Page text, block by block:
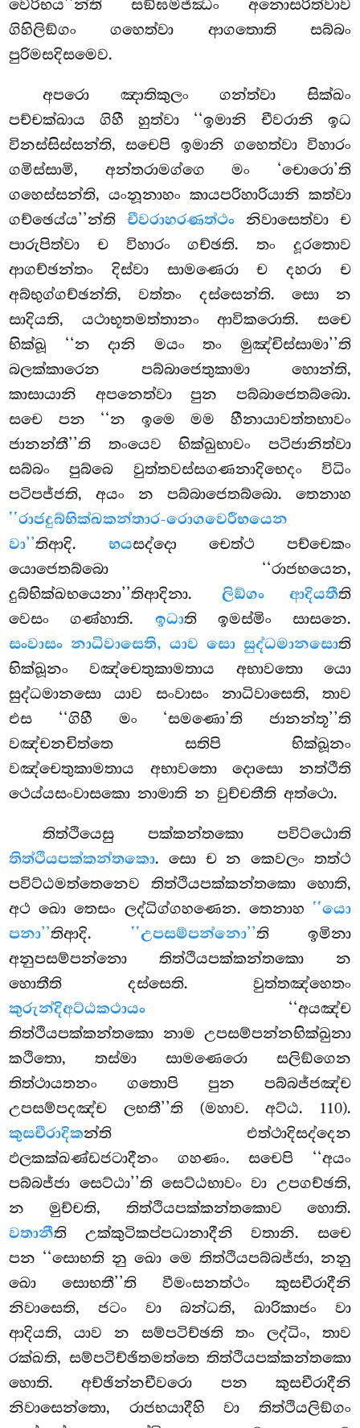
වෙරිභය’’න්ති සඞ්ඝමජ්ඣං අනොසරිත්වාව
ගිහිලිඞ්ගං ගහෙත්වා ආගතොති සබ්බං
පුරිමසදිසමෙව.
අපරො ඤාතිකුලං ගන්ත්වා සික්ඛං
පච්චක්ඛාය ගිහී හුත්වා ‘‘ඉමානි චීවරානි ඉධ
විනස්සිස්සන්ති, සචෙපි ඉමානි ගහෙත්වා විහාරං
ගමිස්සාමි, අන්තරාමග්ගෙ මං ‘චොරො’ති
ගහෙස්සන්ති, යංනූනාහං කායපරිහාරියානි කත්වා
ගච්ඡෙය්ය’’න්තිචීවරාහරණත්ථං නිවාසෙත්වා ච
පාරුපිත්වා ච විහාරං ගච්ඡති. තං දූරතොව
ආගච්ඡන්තං දිස්වා සාමණෙරා ච දහරා ච
අබ්භුග්ගච්ඡන්ති, වත්තං දස්සෙන්ති. සො න
සාදියති, යථාභූතමත්තානං ආවිකරොති. සචෙ
භික්ඛූ ‘‘න දානි මයං තං මුඤ්චිස්සාමා’’ති
බලක්කාරෙන පබ්බාජෙතුකාමා හොන්ති,
කාසායානි අපනෙත්වා පුන පබ්බාජෙතබ්බො.
සචෙ පන ‘‘න ඉමෙ මම හීනායාවත්තභාවං
ජානන්තී’’ති තංයෙව භික්ඛුභාවං පටිජානිත්වා
සබ්බං පුබ්බෙ වුත්තවස්සගණනාදිභෙදං විධිං
පටිපජ්ජති, අයං න පබ්බාජෙතබ්බො. තෙනාහ
‘‘රාජදුබ්භික්ඛකන්තාර-රොගවෙරීභයෙන
වා’’තිආදි.භයසද්දො චෙත්ථ පච්චෙකං
යොජෙතබ්බො ‘‘රාජභයෙන,
දුබ්භික්ඛභයෙනා’’තිආදිනා. ලිඞ්ගං ආදියතීති
වෙසං ගණ්හාති. ඉධාති ඉමස්මිං සාසනෙ.
සංවාසං නාධිවාසෙති, යාව සො සුද්ධමානසොති
භික්ඛූනං වඤ්චෙතුකාමතාය අභාවතො යො
සුද්ධමානසො යාව සංවාසං නාධිවාසෙති, තාව
එස ‘‘ගිහී මං ‘සමණො’ති ජානන්තූ’’ති
වඤ්චනචිත්තෙ සතිපි භික්ඛූනං
වඤ්චෙතුකාමතාය අභාවතො දොසො නත්ථීති
ථෙය්යසංවාසකො නාමාති න වුච්චතීති අත්ථො.
තිත්ථියෙසු පක්කන්තකො පවිට්ඨොති
තිත්ථියපක්කන්තකො. සො ච න කෙවලං තත්ථ
පවිට්ඨමත්තෙනෙව තිත්ථියපක්කන්තකො හොති,
අථ ඛො තෙසං ලද්ධිග්ගහණෙන. තෙනාහ ‘‘යො
පනා’’තිආදි. ‘‘උපසම්පන්නො’’ති ඉමිනා
අනුපසම්පන්නො තිත්ථියපක්කන්තකො න
හොතීති දස්සෙති. වුත්තඤ්හෙතං
කුරුන්දිඅට්ඨකථායං ‘‘අයඤ්ච
තිත්ථියපක්කන්තකො නාම උපසම්පන්නභික්ඛුනා
කථිතො, තස්මා සාමණෙරො සලිඞ්ගෙන
තිත්ථායතනං ගතොපි පුන පබ්බජ්ජඤ්ච
උපසම්පදඤ්ච ලභතී’’ති (මහාව. අට්ඨ. 110).
කුසචීරාදිකන්ති එත්ථාදිසද්දෙන
ඵලකක්ඛණ්ඩජටාදීනං ගහණං. සචෙපි ‘‘අයං
පබ්බජ්ජා සෙට්ඨා’’ති සෙට්ඨභාවං වා උපගච්ඡති,
න මුච්චති, තිත්ථියපක්කන්තකොව හොති.
වතානීති උක්කුටිකප්පධානාදීනි වතානි. සචෙ
පන ‘‘සොභති නු ඛො මෙ තිත්ථියපබ්බජ්ජා, නනු
ඛො සොභතී’’ති වීමංසනත්ථං කුසචීරාදීනි
නිවාසෙති, ජටං වා බන්ධති, ඛාරිකාජං වා
ආදියති, යාව න සම්පටිච්ඡති තං ලද්ධිං, තාව
රක්ඛති, සම්පටිච්ඡිතමත්තෙ තිත්ථියපක්කන්තකො
හොති. අච්ඡින්නචීවරො පන කුසචීරාදීනි
නිවාසෙන්තො, රාජභයාදීහි වා තිත්ථියලිඞ්ගං